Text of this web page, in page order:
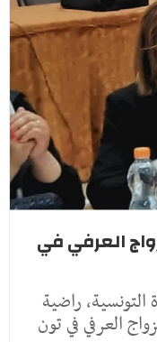
العرفي في
راضية
العرفي في تون